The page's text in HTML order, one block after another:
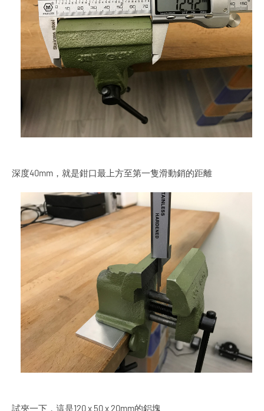
深度40mm，就是鉗口最上方至第一隻滑動銷的距離
試夾一下，這是120 x 50 x 20mm的鋁塊